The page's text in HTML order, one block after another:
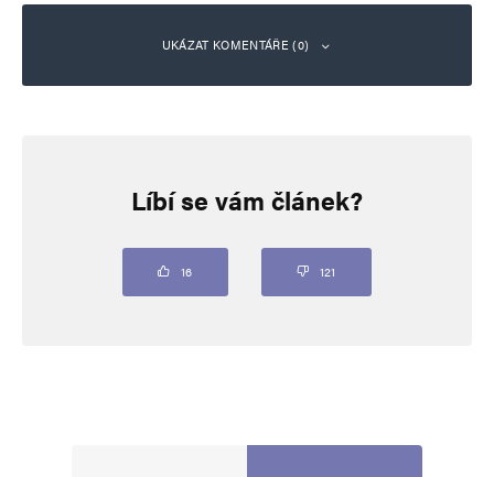
UKÁZAT KOMENTÁŘE (0)
Vaše e-mailová adresa nebude zveřejněna. Vyžadované informace jsou
Líbí se vám článek?
16 121